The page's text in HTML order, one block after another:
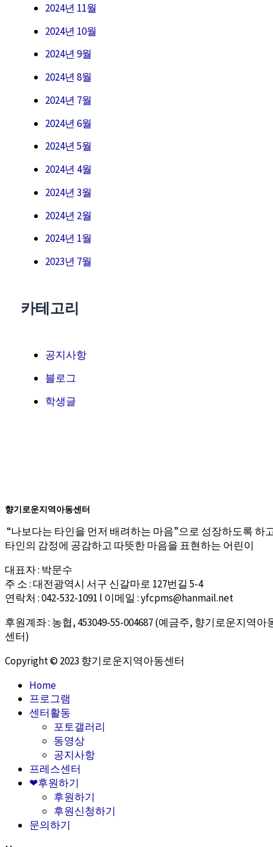
2024년 11월
2024년 10월
2024년 9월
2024년 8월
2024년 7월
2024년 6월
2024년 5월
2024년 4월
2024년 3월
2024년 2월
2024년 1월
2023년 7월
카테고리
공지사항
블로그
학생글
향기로운지역아동센터
“나보다는 타인을 먼저 배려하는 마음”으로 성장하도록 하
타인의 감정에 공감하고 따뜻한 마음을 표현하는 어린이
대표자 : 박문수
주 소 : 대전광역시 서구 신갈마로 127번길 5-4
연락처 : 042-532-1091 l 이메일 : yfcpms@hanmail.net
후원계좌 : 농협, 453049-55-004687 (예금주, 향기로운지역아
센터)
Copyright © 2023 향기로운지역아동센터
Home
프로그램
센터활동
포토갤러리
동영상
공지사항
프레스센터
❤후원하기
후원하기
후원신청하기
문의하기